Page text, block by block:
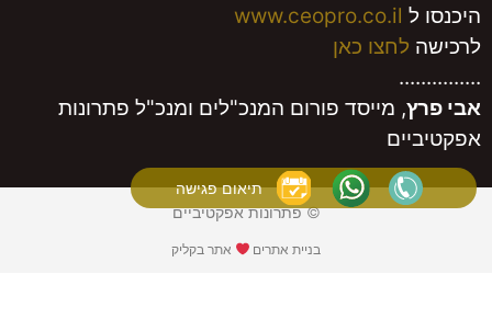
www.ceopro.co.il
לחצו כאן
, מייסד פורום המנכ"לים ומנכ"ל פתרונות
© פתרונות אפקטיביים
אתר בקליק​
תיאום פגישה